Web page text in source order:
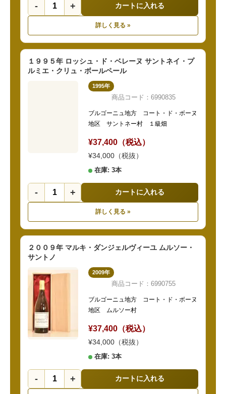
- + カートに入れる
詳しく見る »
１９９５年 ロッシュ・ド・ベレーヌ サントネイ・プ
ルミエ・クリュ・ボールペール
1995年
商品コード：6990835
ブルゴーニュ地方 コート・ド・ボーヌ
地区 サントネー村 １級畑
¥37,400（税込）
¥34,000（税抜）
在庫: 3本
- + カートに入れる
詳しく見る »
２００９年 マルキ・ダンジェルヴィーユ ムルソー・
サントノ
2009年
商品コード：6990755
ブルゴーニュ地方 コート・ド・ボーヌ
地区 ムルソー村
¥37,400（税込）
¥34,000（税抜）
在庫: 3本
- + カートに入れる